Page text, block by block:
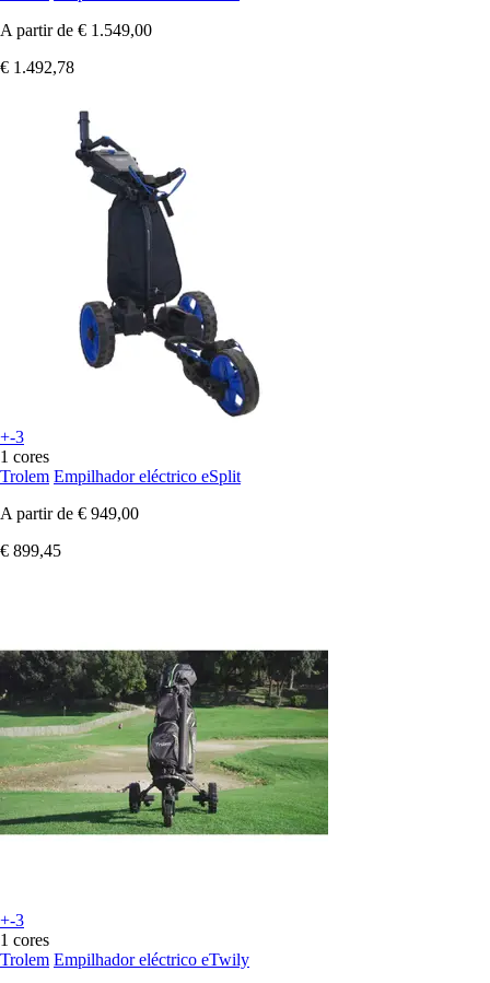
A partir de € 1.549,00
€ 1.492,78
+-3
1 cores
Trolem Empilhador eléctrico eSplit
A partir de € 949,00
€ 899,45
+-3
1 cores
Trolem Empilhador eléctrico eTwily